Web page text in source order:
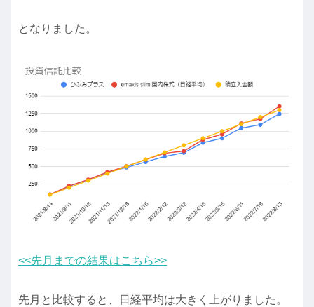
となりました。
<<先月までの結果はこちら>>
先月と比較すると、日経平均は大きく上がりました。